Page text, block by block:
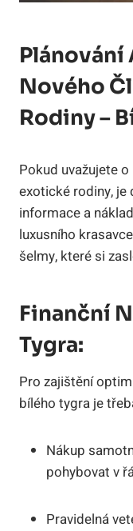
Plánování
Nového
Rodiny –
Pokud uvažujete
exotické rodiny, je
informace a
luxusního​
šelmy, které si
Finanční
Tygra:
Pro zajištění
⁢bílého tygra je
Nákup
pohybovat v
Pravidelná